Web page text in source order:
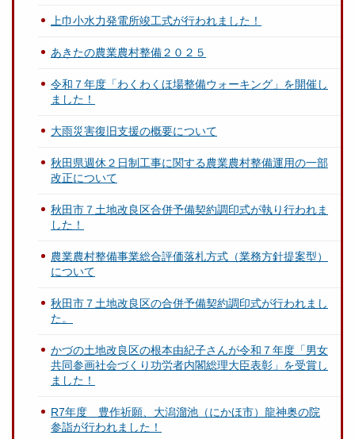
上巾小水力発電所竣工式が行われました！
あきたの農業農村整備２０２５
令和７年度「わくわくほ場整備ウォーキング」を開催し
ました！
大雨災害復旧支援の概要について
秋田県週休２日制工事に関する農業農村整備運用の一部
改正について
秋田市７土地改良区合併予備契約調印式が執り行われま
した！
農業農村整備事業総合評価落札方式（業務方針提案型）
について
秋田市７土地改良区の合併予備契約調印式が行われまし
た。
かづの土地改良区の根本由紀子さんが令和７年度「男女
共同参画社会づくり功労者内閣総理大臣表彰」を受賞し
ました！
R7年度 豊作祈願、大潟溜池（にかほ市）龍神奥の院
参詣が行われました！